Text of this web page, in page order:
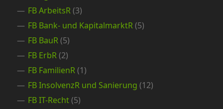
FB ArbeitsR(3)
FB Bank- und KapitalmarktR(5)
FB BauR(5)
FB ErbR(2)
FB FamilienR(1)
FB InsolvenzR und Sanierung (12)
FB IT-Recht(5)